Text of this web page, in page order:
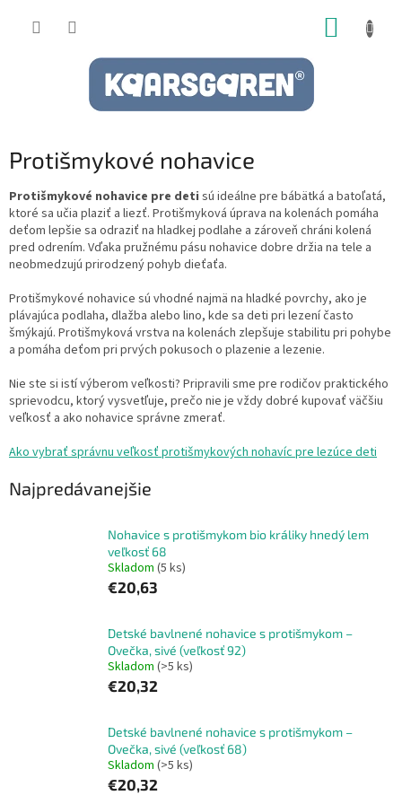
Protišmykové nohavice
Protišmykové nohavice pre deti sú ideálne pre bábätká a batoľatá,
ktoré sa učia plaziť a liezť. Protišmyková úprava na kolenách pomáha
deťom lepšie sa odraziť na hladkej podlahe a zároveň chráni kolená
pred odrením. Vďaka pružnému pásu nohavice dobre držia na tele a
neobmedzujú prirodzený pohyb dieťaťa.
Protišmykové nohavice sú vhodné najmä na hladké povrchy, ako je
plávajúca podlaha, dlažba alebo lino, kde sa deti pri lezení často
šmýkajú. Protišmyková vrstva na kolenách zlepšuje stabilitu pri pohybe
a pomáha deťom pri prvých pokusoch o plazenie a lezenie.
Nie ste si istí výberom veľkosti? Pripravili sme pre rodičov praktického
sprievodcu, ktorý vysvetľuje, prečo nie je vždy dobré kupovať väčšiu
veľkosť a ako nohavice správne zmerať.
Ako vybrať správnu veľkosť protišmykových nohavíc pre lezúce deti
Najpredávanejšie
Nohavice s protišmykom bio králiky hnedý lem
veľkosť 68
Skladom (5 ks)
€20,63
Detské bavlnené nohavice s protišmykom –
Ovečka, sivé (veľkosť 92)
Skladom (>5 ks)
€20,32
Detské bavlnené nohavice s protišmykom –
Ovečka, sivé (veľkosť 68)
Skladom (>5 ks)
€20,32